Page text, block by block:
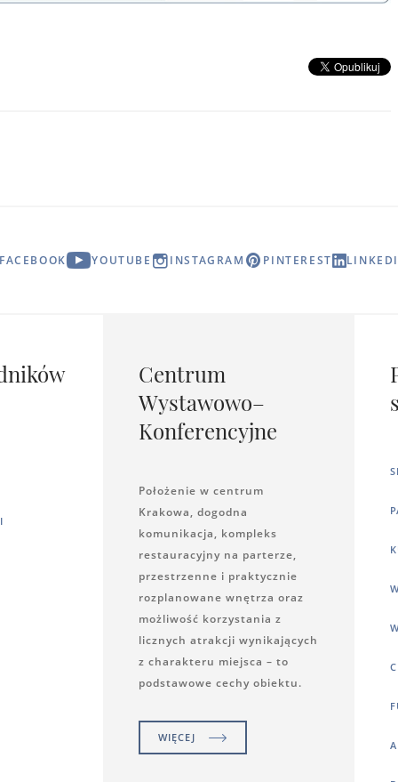
FACEBOOK YOUTUBE INSTAGRAM PINTEREST
Centrum
Wystawowo–
Konferencyjne
Położenie w centrum
Krakowa, dogodna
komunikacja, kompleks
restauracyjny na parterze,
przestrzenne i praktycznie
rozplanowane wnętrza oraz
możliwość korzystania z
licznych atrakcji wynikających
z charakteru miejsca – to
podstawowe cechy obiektu.
WIĘCEJ